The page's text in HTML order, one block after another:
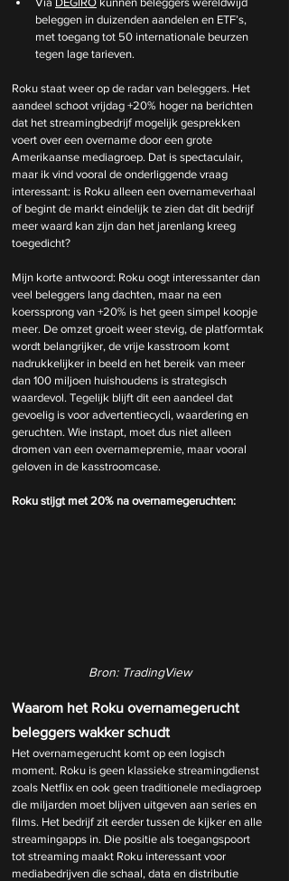
beleggen in duizenden aandelen en ETF’s,
met toegang tot 50 internationale beurzen
tegen lage tarieven.
Roku staat weer op de radar van beleggers. Het
aandeel schoot vrijdag +20% hoger na berichten
dat het streamingbedrijf mogelijk gesprekken
voert over een overname door een grote
Amerikaanse mediagroep. Dat is spectaculair,
maar ik vind vooral de onderliggende vraag
interessant: is Roku alleen een overnameverhaal
of begint de markt eindelijk te zien dat dit bedrijf
meer waard kan zijn dan het jarenlang kreeg
toegedicht?
Mijn korte antwoord: Roku oogt interessanter dan
veel beleggers lang dachten, maar na een
koerssprong van +20% is het geen simpel koopje
meer. De omzet groeit weer stevig, de platformtak
wordt belangrijker, de vrije kasstroom komt
nadrukkelijker in beeld en het bereik van meer
dan 100 miljoen huishoudens is strategisch
waardevol. Tegelijk blijft dit een aandeel dat
gevoelig is voor advertentiecycli, waardering en
geruchten. Wie instapt, moet dus niet alleen
dromen van een overnamepremie, maar vooral
geloven in de kasstroomcase.
Roku stijgt met 20% na overnamegeruchten:
Bron: TradingView
Waarom het Roku overnamegerucht
beleggers wakker schudt
Het overnamegerucht komt op een logisch
moment. Roku is geen klassieke streamingdienst
zoals Netflix en ook geen traditionele mediagroep
die miljarden moet blijven uitgeven aan series en
films. Het bedrijf zit eerder tussen de kijker en alle
streamingapps in. Die positie als toegangspoort
tot streaming maakt Roku interessant voor
mediabedrijven die schaal, data en distributie